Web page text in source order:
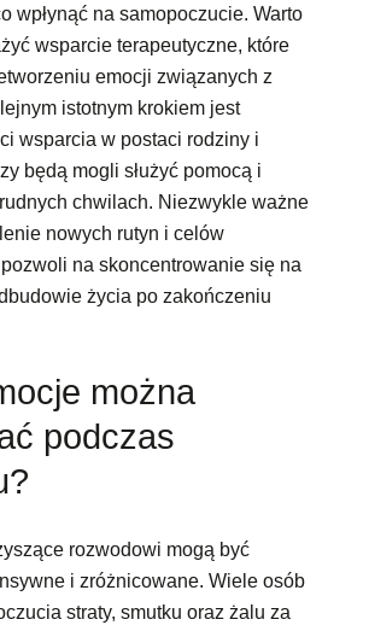
wpłynąć na samopoczucie. Warto
wsparcie terapeutyczne, które
emocji związanych z
istotnym krokiem jest
wsparcia w postaci rodziny i
będą mogli służyć pomocą i
chwilach. Niezwykle ważne
nowych rutyn i celów
na skoncentrowanie się na
życia po zakończeniu
można
podczas
rozwodowi mogą być
i zróżnicowane. Wiele osób
straty, smutku oraz żalu za